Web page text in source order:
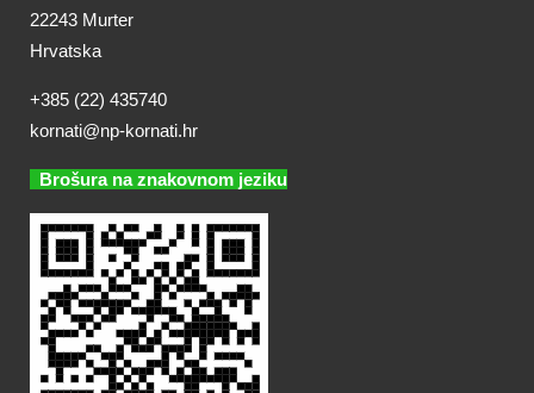
22243 Murter
Hrvatska
+385 (22) 435740
kornati@np-kornati.hr
Brošura na znakovnom jeziku